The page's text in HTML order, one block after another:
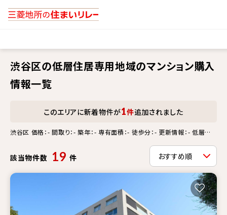
渋谷区の低層住居専用地域のマンション購入
情報一覧
このエリアに新着物件が1件追加されました
渋谷区 価格：- 間取り：- 築年：- 専有面積：- 徒歩分：- 更新情報：- 低層住
該当物件数 19 件